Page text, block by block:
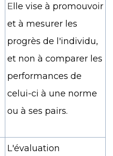
Elle vise à promouvoir
et à mesurer les
progrès de l'individu,
et non à comparer les
performances de
celui-ci à une norme
ou à ses pairs.
L'évaluation